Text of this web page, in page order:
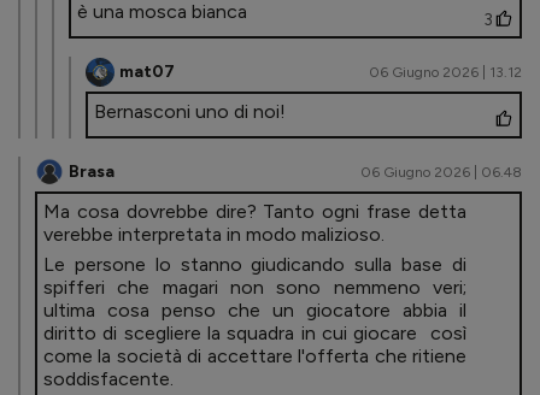
è una mosca bianca
3
mat07 06 Giugno 2026 | 13.12
Bernasconi uno di noi!
Brasa 06 Giugno 2026 | 06.48
Ma cosa dovrebbe dire? Tanto ogni frase detta
verebbe interpretata in modo malizioso.
Le persone lo stanno giudicando sulla base di
spifferi che magari non sono nemmeno veri;
ultima cosa penso che un giocatore abbia il
diritto di scegliere la squadra in cui giocare così
come la società di accettare l'offerta che ritiene
soddisfacente.